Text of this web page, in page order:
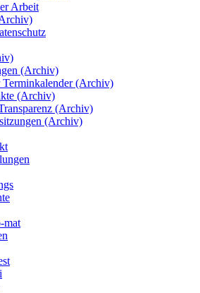
Arbeit
(Archiv)
(Archiv)
(Archiv)
(Archiv)
(Archiv)
mat